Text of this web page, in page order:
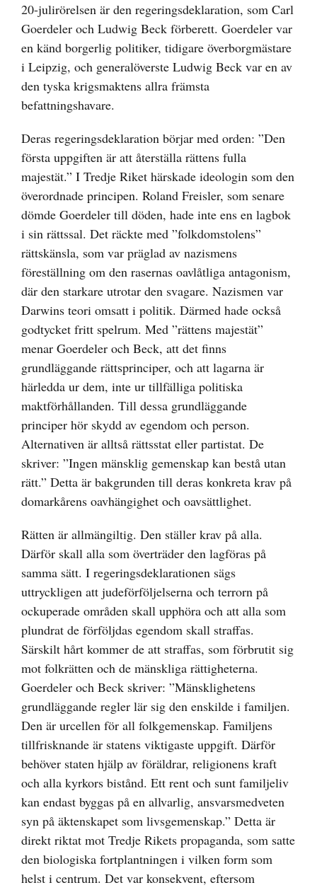
20-julirörelsen är den regeringsdeklaration, som Carl
Goerdeler och Ludwig Beck förberett. Goerdeler var
en känd borgerlig politiker, tidigare överborgmästare
i Leipzig, och generalöverste Ludwig Beck var en av
den tyska krigsmaktens allra främsta
befattningshavare.
Deras regeringsdeklaration börjar med orden: ”Den
första uppgiften är att återställa rättens fulla
majestät.” I Tredje Riket härskade ideologin som den
överordnade principen. Roland Freisler, som senare
dömde Goerdeler till döden, hade inte ens en lagbok
i sin rättssal. Det räckte med ”folkdomstolens”
rättskänsla, som var präglad av nazismens
föreställning om den rasernas oavlåtliga antagonism,
där den starkare utrotar den svagare. Nazismen var
Darwins teori omsatt i politik. Därmed hade också
godtycket fritt spelrum. Med ”rättens majestät”
menar Goerdeler och Beck, att det finns
grundläggande rättsprinciper, och att lagarna är
härledda ur dem, inte ur tillfälliga politiska
maktförhållanden. Till dessa grundläggande
principer hör skydd av egendom och person.
Alternativen är alltså rättsstat eller partistat. De
skriver: ”Ingen mänsklig gemenskap kan bestå utan
rätt.” Detta är bakgrunden till deras konkreta krav på
domarkårens oavhängighet och oavsättlighet.
Rätten är allmängiltig. Den ställer krav på alla.
Därför skall alla som överträder den lagföras på
samma sätt. I regeringsdeklarationen sägs
uttryckligen att judeförföljelserna och terrorn på
ockuperade områden skall upphöra och att alla som
plundrat de förföljdas egendom skall straffas.
Särskilt hårt kommer de att straffas, som förbrutit sig
mot folkrätten och de mänskliga rättigheterna.
Goerdeler och Beck skriver: ”Mänsklighetens
grundläggande regler lär sig den enskilde i familjen.
Den är urcellen för all folkgemenskap. Familjens
tillfrisknande är statens viktigaste uppgift. Därför
behöver staten hjälp av föräldrar, religionens kraft
och alla kyrkors bistånd. Ett rent och sunt familjeliv
kan endast byggas på en allvarlig, ansvarsmedveten
syn på äktenskapet som livsgemenskap.” Detta är
direkt riktat mot Tredje Rikets propaganda, som satte
den biologiska fortplantningen i vilken form som
helst i centrum. Det var konsekvent, eftersom